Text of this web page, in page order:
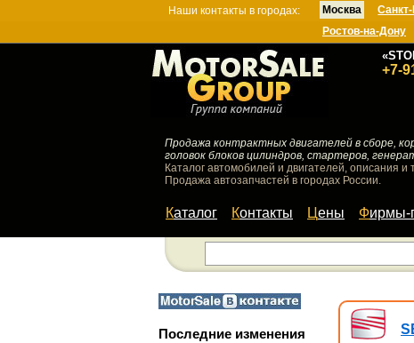
Наши контакты в городах: Москва
+7-
Ростов-на-Дону
Продажа контрактных двигателей в сборе,
головок блоков цилиндров, стартеров,
Каталог автомобилей и двигателей, описания и
Продажа автозапчастей в городах России.
Каталог Контакты Цены
Последние изменения